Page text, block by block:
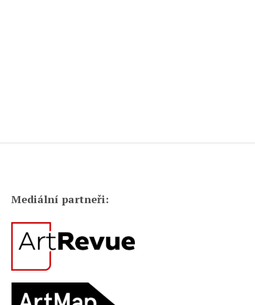
Mediální partneři: